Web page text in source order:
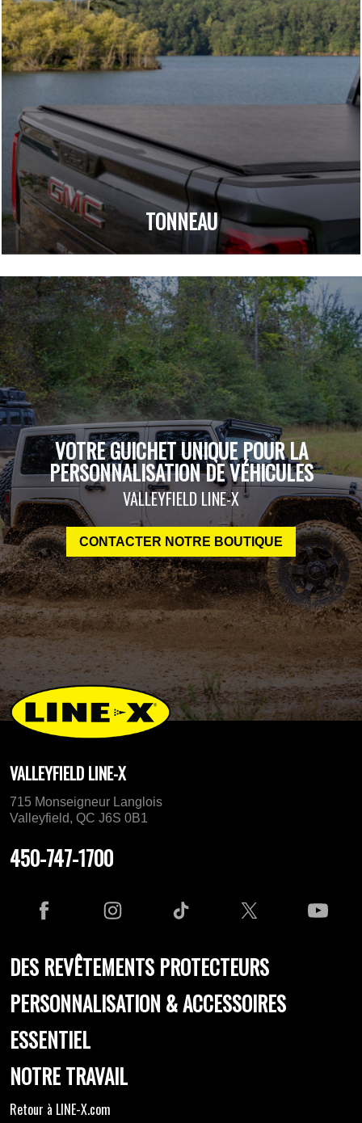
TONNEAU
VOTRE GUICHET UNIQUE POUR LA
PERSONNALISATION DE VÉHICULES
VALLEYFIELD LINE-X
CONTACTER NOTRE BOUTIQUE
VALLEYFIELD LINE-X
715 Monseigneur Langlois
Valleyfield, QC J6S 0B1
450-747-1700
DES REVÊTEMENTS PROTECTEURS
PERSONNALISATION & ACCESSOIRES
ESSENTIEL
NOTRE TRAVAIL
Retour à LINE-X.com